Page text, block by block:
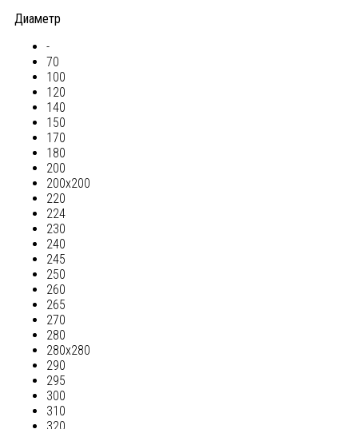
Диаметр
-
70
100
120
140
150
170
180
200
200х200
220
224
230
240
245
250
260
265
270
280
280х280
290
295
300
310